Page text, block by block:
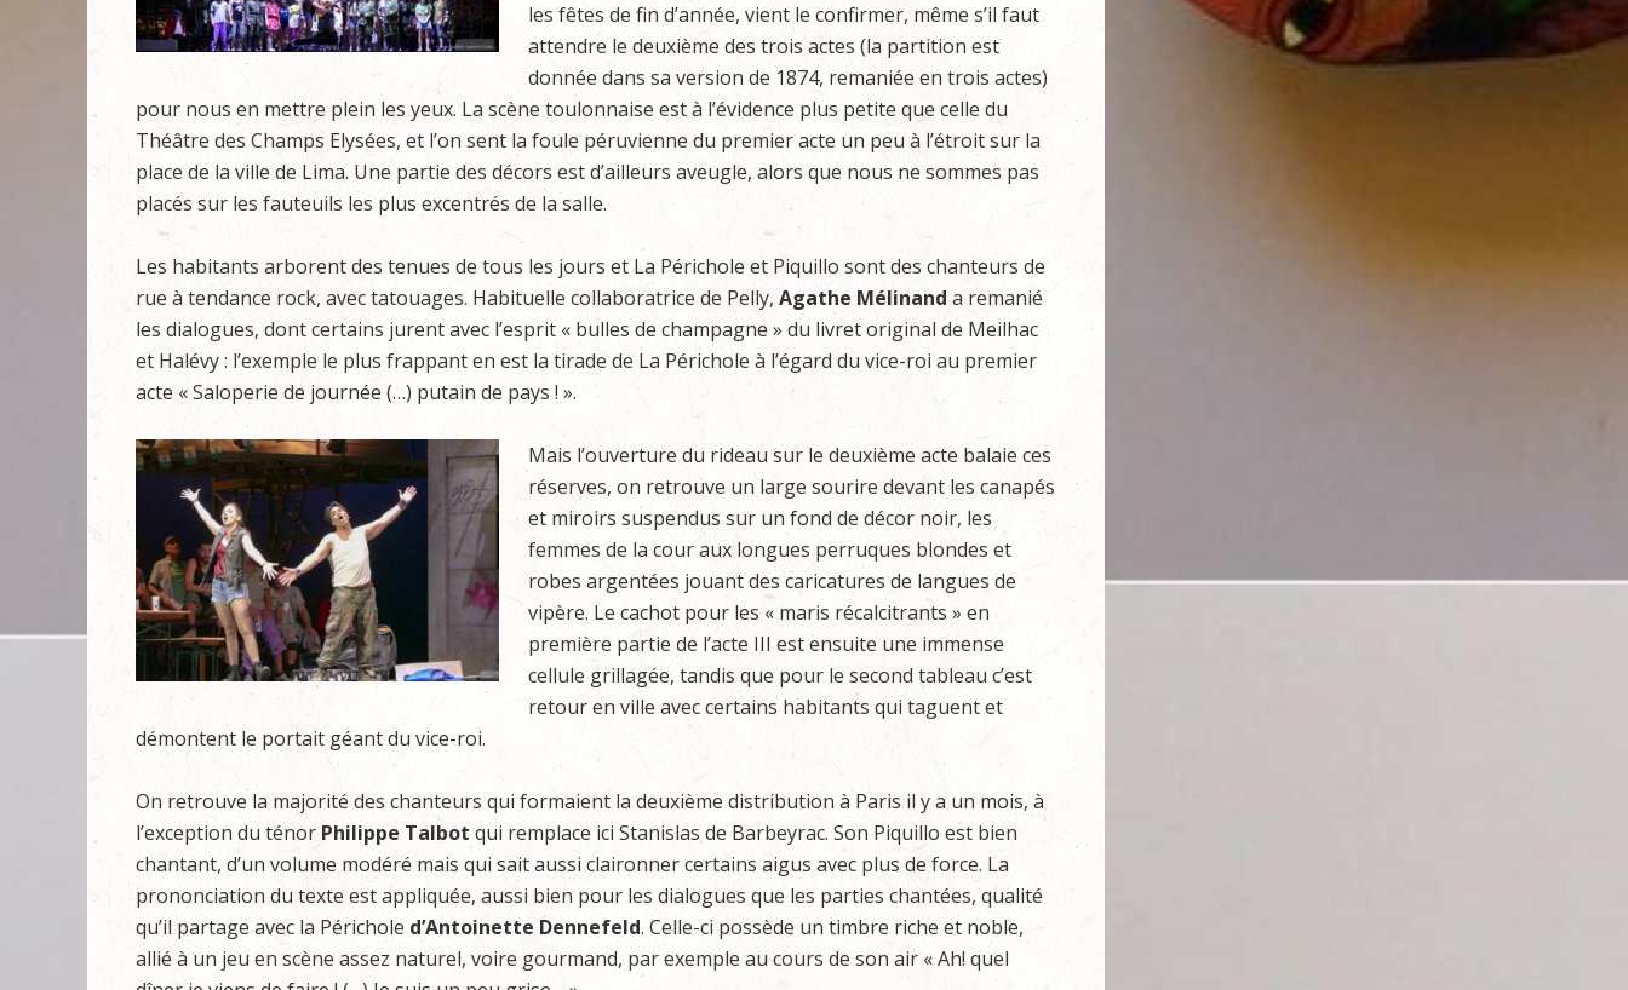
les fêtes de fin d’année, vient le confirmer, même s’il faut
attendre le deuxième des trois actes (la partition est
donnée dans sa version de 1874, remaniée en trois actes)
pour nous en mettre plein les yeux. La scène toulonnaise est à l’évidence plus petite que celle du
Théâtre des Champs Elysées, et l’on sent la foule péruvienne du premier acte un peu à l’étroit sur la
place de la ville de Lima. Une partie des décors est d’ailleurs aveugle, alors que nous ne sommes pas
placés sur les fauteuils les plus excentrés de la salle.
Les habitants arborent des tenues de tous les jours et La Périchole et Piquillo sont des chanteurs de
rue à tendance rock, avec tatouages. Habituelle collaboratrice de Pelly, Agathe Mélinand a remanié
les dialogues, dont certains jurent avec l’esprit « bulles de champagne » du livret original de Meilhac
et Halévy : l’exemple le plus frappant en est la tirade de La Périchole à l’égard du vice-roi au premier
acte « Saloperie de journée (…) putain de pays ! ».
Mais l’ouverture du rideau sur le deuxième acte balaie ces
réserves, on retrouve un large sourire devant les canapés
et miroirs suspendus sur un fond de décor noir, les
femmes de la cour aux longues perruques blondes et
robes argentées jouant des caricatures de langues de
vipère. Le cachot pour les « maris récalcitrants » en
première partie de l’acte III est ensuite une immense
cellule grillagée, tandis que pour le second tableau c’est
retour en ville avec certains habitants qui taguent et
démontent le portait géant du vice-roi.
On retrouve la majorité des chanteurs qui formaient la deuxième distribution à Paris il y a un mois, à
l’exception du ténor Philippe Talbot qui remplace ici Stanislas de Barbeyrac. Son Piquillo est bien
chantant, d’un volume modéré mais qui sait aussi claironner certains aigus avec plus de force. La
prononciation du texte est appliquée, aussi bien pour les dialogues que les parties chantées, qualité
qu’il partage avec la Périchole d’Antoinette Dennefeld. Celle-ci possède un timbre riche et noble,
allié à un jeu en scène assez naturel, voire gourmand, par exemple au cours de son air « Ah! quel